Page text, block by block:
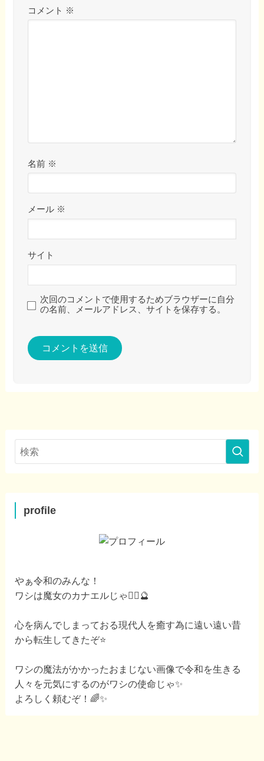
コメント ※
名前 ※
メール ※
サイト
次回のコメントで使用するためブラウザーに自分
の名前、メールアドレス、サイトを保存する。
profile
やぁ令和のみんな！
ワシは魔女のカナエルじゃ🧙‍♀️🔮
心を病んでしまっておる現代人を癒す為に遠い遠い昔
から転生してきたぞ⭐️
ワシの魔法がかかったおまじない画像で令和を生きる
人々を元気にするのがワシの使命じゃ✨
よろしく頼むぞ！🌈✨